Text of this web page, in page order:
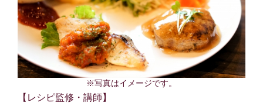
※写真はイメージです。
【レシピ監修・講師】